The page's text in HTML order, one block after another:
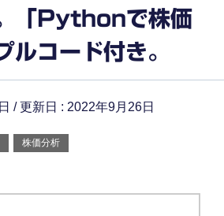
「Pythonで株価
ルコード付き。
/ 更新日 : 2022年9月26日
株価分析